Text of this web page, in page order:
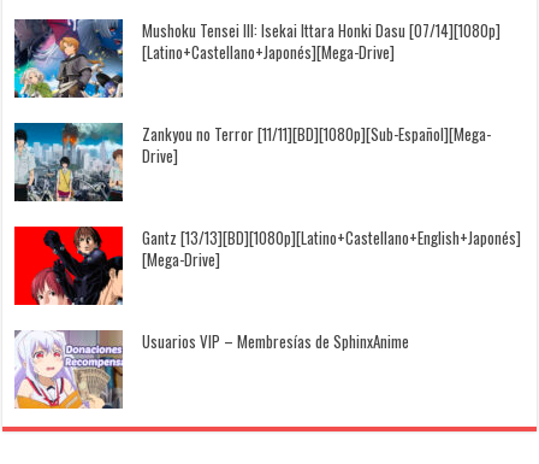
Mushoku Tensei III: Isekai Ittara Honki Dasu [07/14][1080p]
[Latino+Castellano+Japonés][Mega-Drive]
Zankyou no Terror [11/11][BD][1080p][Sub-Español][Mega-
Drive]
Gantz [13/13][BD][1080p][Latino+Castellano+English+Japonés]
[Mega-Drive]
Usuarios VIP – Membresías de SphinxAnime